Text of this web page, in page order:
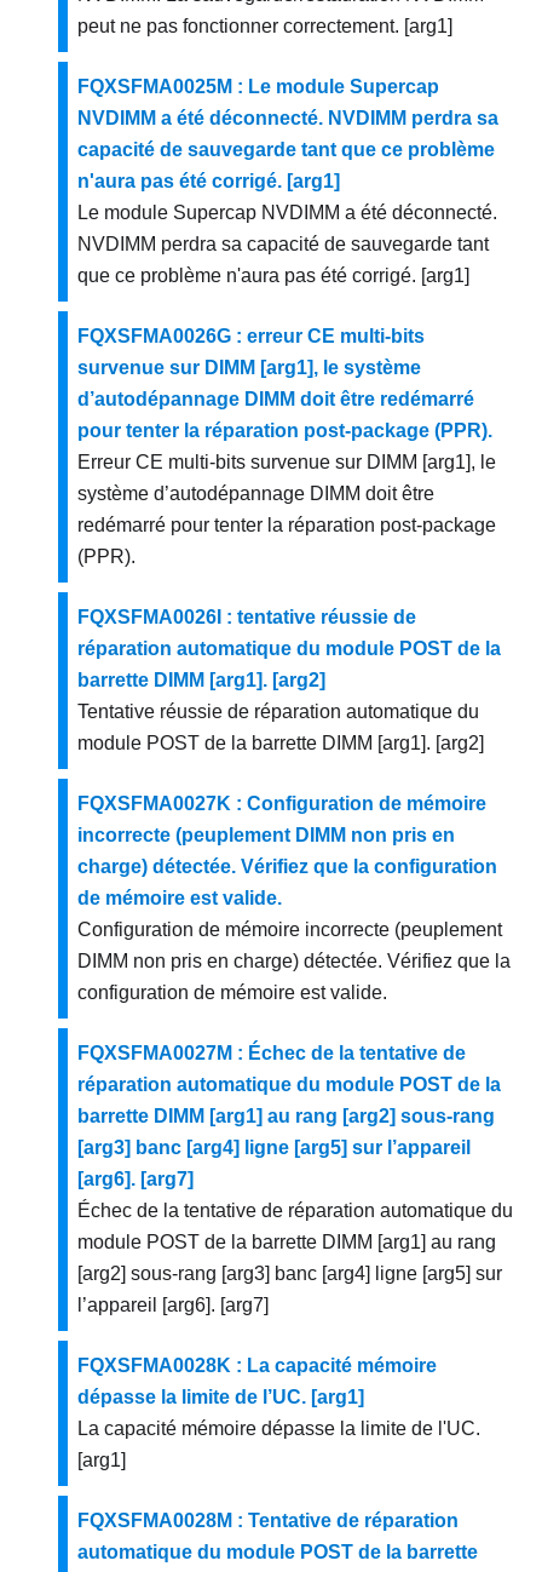
peut ne pas fonctionner correctement. [arg1]
FQXSFMA0025M : Le module Supercap
NVDIMM a été déconnecté. NVDIMM perdra sa
capacité de sauvegarde tant que ce problème
n'aura pas été corrigé. [arg1]
Le module Supercap NVDIMM a été déconnecté.
NVDIMM perdra sa capacité de sauvegarde tant
que ce problème n'aura pas été corrigé. [arg1]
FQXSFMA0026G : erreur CE multi-bits
survenue sur DIMM [arg1], le système
d’autodépannage DIMM doit être redémarré
pour tenter la réparation post-package (PPR).
Erreur CE multi-bits survenue sur DIMM [arg1], le
système d’autodépannage DIMM doit être
redémarré pour tenter la réparation post-package
(PPR).
FQXSFMA0026I : tentative réussie de
réparation automatique du module POST de la
barrette DIMM [arg1]. [arg2]
Tentative réussie de réparation automatique du
module POST de la barrette DIMM [arg1]. [arg2]
FQXSFMA0027K : Configuration de mémoire
incorrecte (peuplement DIMM non pris en
charge) détectée. Vérifiez que la configuration
de mémoire est valide.
Configuration de mémoire incorrecte (peuplement
DIMM non pris en charge) détectée. Vérifiez que la
configuration de mémoire est valide.
FQXSFMA0027M : Échec de la tentative de
réparation automatique du module POST de la
barrette DIMM [arg1] au rang [arg2] sous-rang
[arg3] banc [arg4] ligne [arg5] sur l’appareil
[arg6]. [arg7]
Échec de la tentative de réparation automatique du
module POST de la barrette DIMM [arg1] au rang
[arg2] sous-rang [arg3] banc [arg4] ligne [arg5] sur
l’appareil [arg6]. [arg7]
FQXSFMA0028K : La capacité mémoire
dépasse la limite de l’UC. [arg1]
La capacité mémoire dépasse la limite de l'UC.
[arg1]
FQXSFMA0028M : Tentative de réparation
automatique du module POST de la barrette